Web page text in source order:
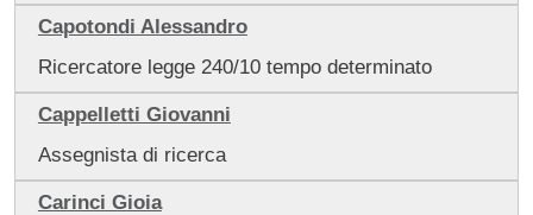
Capotondi Alessandro
Ricercatore legge 240/10 tempo determinato
Cappelletti Giovanni
Assegnista di ricerca
Carinci Gioia